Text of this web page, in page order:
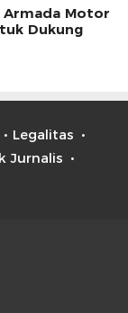
Armada Motor
Dukung
Legalitas
Jurnalis